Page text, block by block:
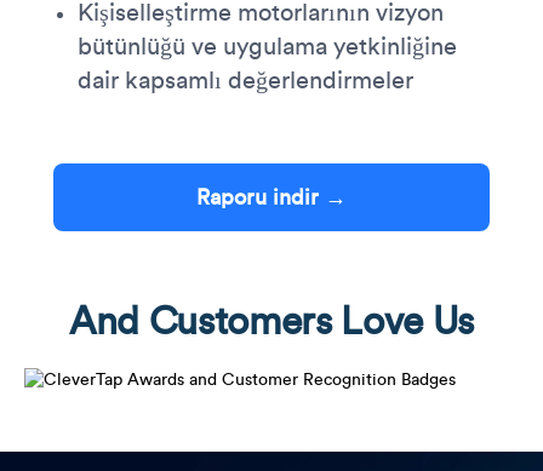
Kişiselleştirme motorlarının vizyon
bütünlüğü ve uygulama yetkinliğine
dair kapsamlı değerlendirmeler
Raporu indir →
And Customers Love Us